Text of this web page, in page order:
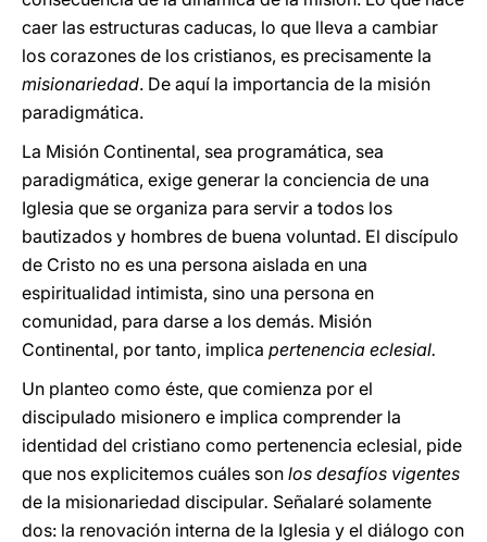
caer las estructuras caducas, lo que lleva a cambiar
los corazones de los cristianos, es precisamente la
misionariedad. De aquí la importancia de la misión
paradigmática.
La Misión Continental, sea programática, sea
paradigmática, exige generar la conciencia de una
Iglesia que se organiza para servir a todos los
bautizados y hombres de buena voluntad. El discípulo
de Cristo no es una persona aislada en una
espiritualidad intimista, sino una persona en
comunidad, para darse a los demás. Misión
Continental, por tanto, implica pertenencia eclesial.
Un planteo como éste, que comienza por el
discipulado misionero e implica comprender la
identidad del cristiano como pertenencia eclesial, pide
que nos explicitemos cuáles son los desafíos vigentes
de la misionariedad discipular. Señalaré solamente
dos: la renovación interna de la Iglesia y el diálogo con